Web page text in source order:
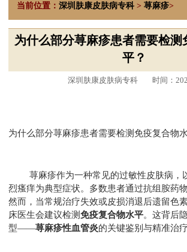
当前位置： 深圳肤康皮肤病专科 > 荨麻疹>
为什么部分荨麻疹患者需要检测
平？
深圳肤康皮肤病专科 时间：
为什么部分荨麻疹患者需要检测免疫复合物
荨麻疹作为一种常见的过敏性皮肤病，
烈瘙痒为典型症状。多数患者通过抗组胺药
然而，当常规治疗失效或皮损消退后遗留色
床医生会建议检测免疫复合物水平。这背后
型——荨麻疹性血管炎的关键鉴别与精准治